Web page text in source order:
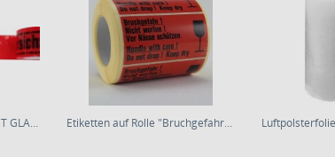
PP - Klebeband * VORSICHT GLAS * Etiketten auf Rolle "Bruchgefahr" * 145x76mm *...